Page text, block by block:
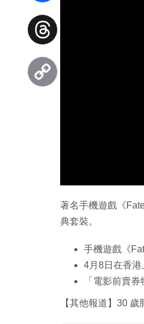
著名手機遊戲《
典套裝。
手機遊戲《
4月8日在香港
「電影前賣
【其他報道】30
Facebook
Threads